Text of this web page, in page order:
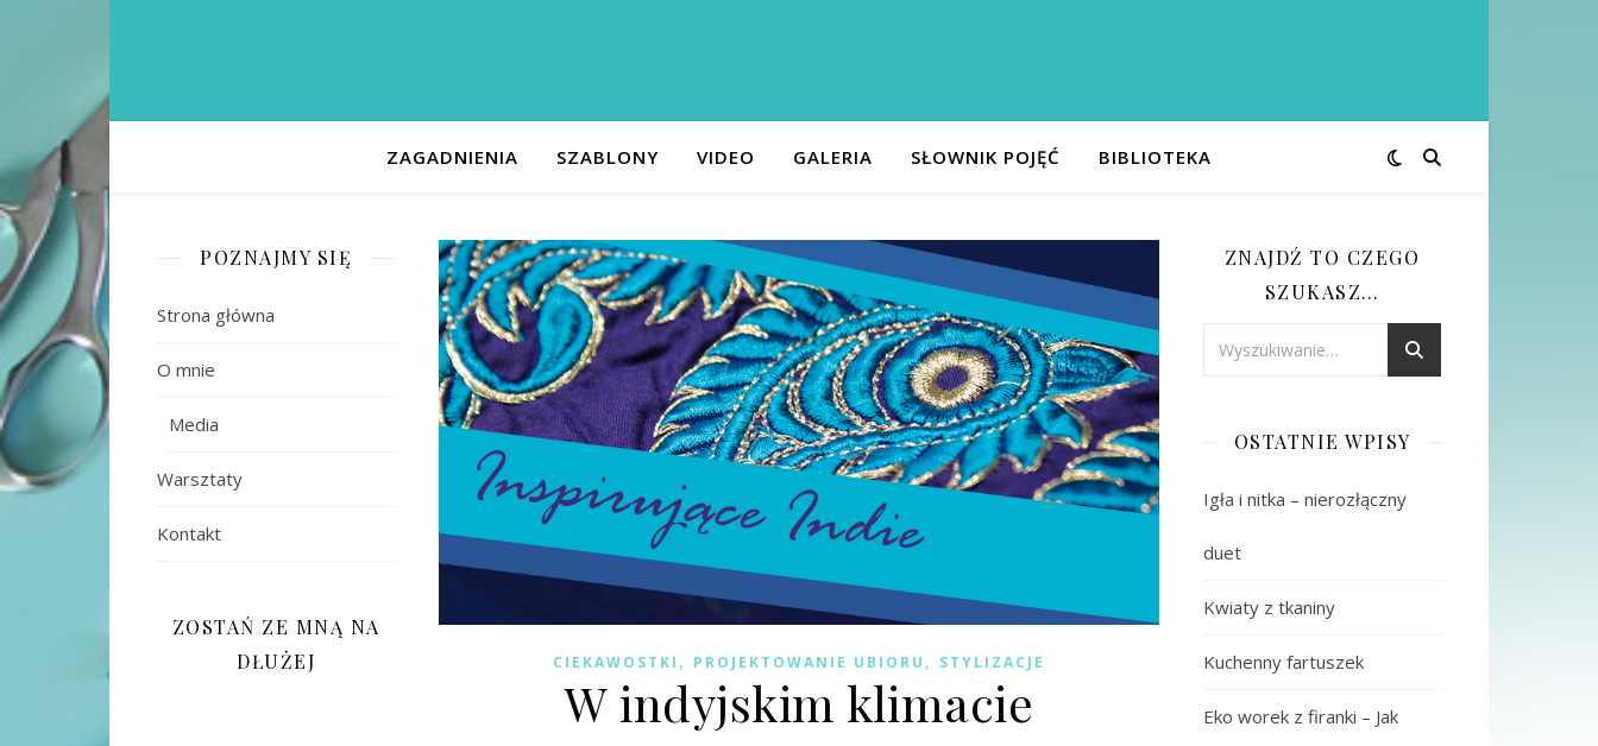
ZAGADNIENIA SZABLONY VIDEO GALERIA SŁOWNIK POJĘĆ BIBLIOTEKA
POZNAJMY SIĘ
Strona główna
O mnie
Media
Warsztaty
Kontakt
ZOSTAŃ ZE MNĄ NA
DŁUŻEJ
CIEKAWOSTKI , PROJEKTOWANIE UBIORU , STYLIZACJE
W indyjskim klimacie
ZNAJDŹ TO CZEGO
SZUKASZ…
OSTATNIE WPISY
Igła i nitka – nierozłączny
duet
Kwiaty z tkaniny
Kuchenny fartuszek
Eko worek z firanki – Jak